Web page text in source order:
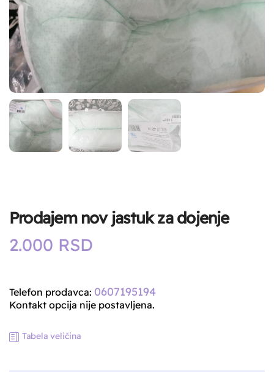
Prodajem nov jastuk za dojenje
2.000 RSD
Telefon prodavca: 0607195194
Kontakt opcija nije postavljena.
Tabela veličina